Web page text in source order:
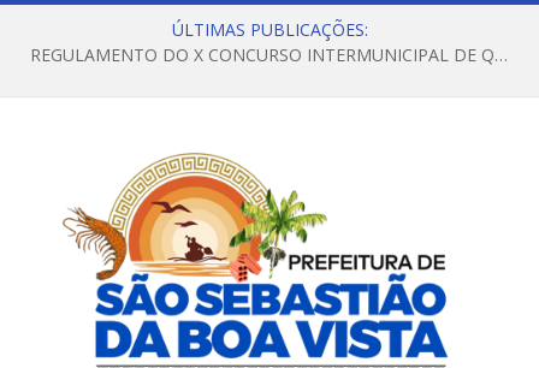
ÚLTIMAS PUBLICAÇÕES:
REGULAMENTO DO X CONCURSO INTERMUNICIPAL DE QUADRILHAS JUNINAS – 2026 – ARRAIÁ DA VENEZA